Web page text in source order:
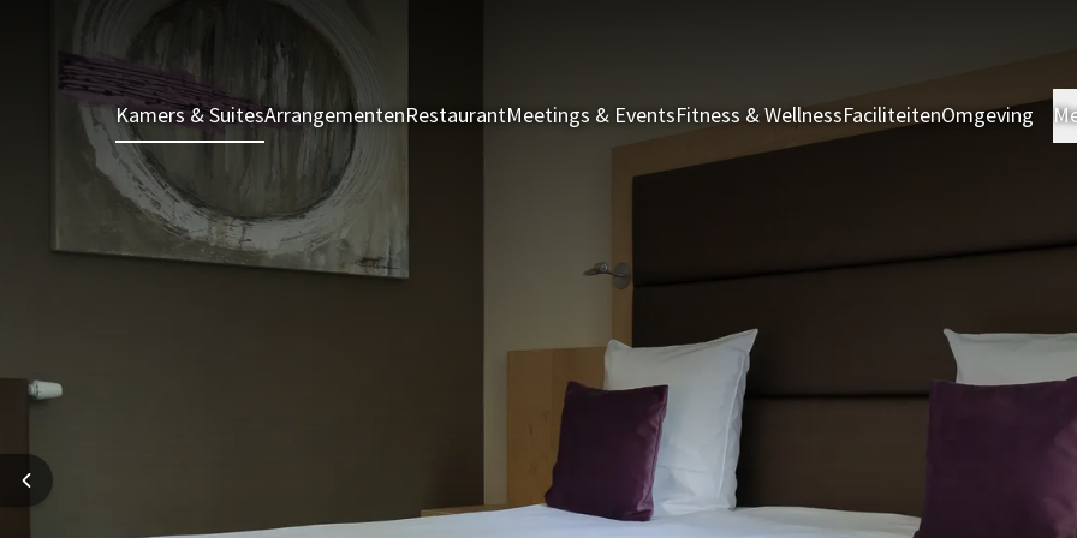
Kamers & SuitesArrangementenRestaurantMeetings & EventsFitness & WellnessFaciliteitenOmgeving